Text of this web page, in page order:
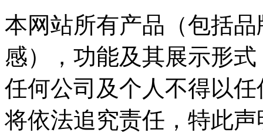
本网站所有产品（包括
感），功能及其展示形
任何公司及个人不得以
将依法追究责任，特此声